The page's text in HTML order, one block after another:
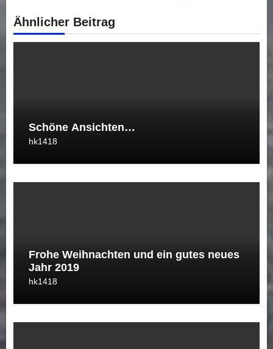
Ähnlicher Beitrag
Schöne Ansichten…
hk1418
Frohe Weihnachten und ein gutes neues
Jahr 2019
hk1418